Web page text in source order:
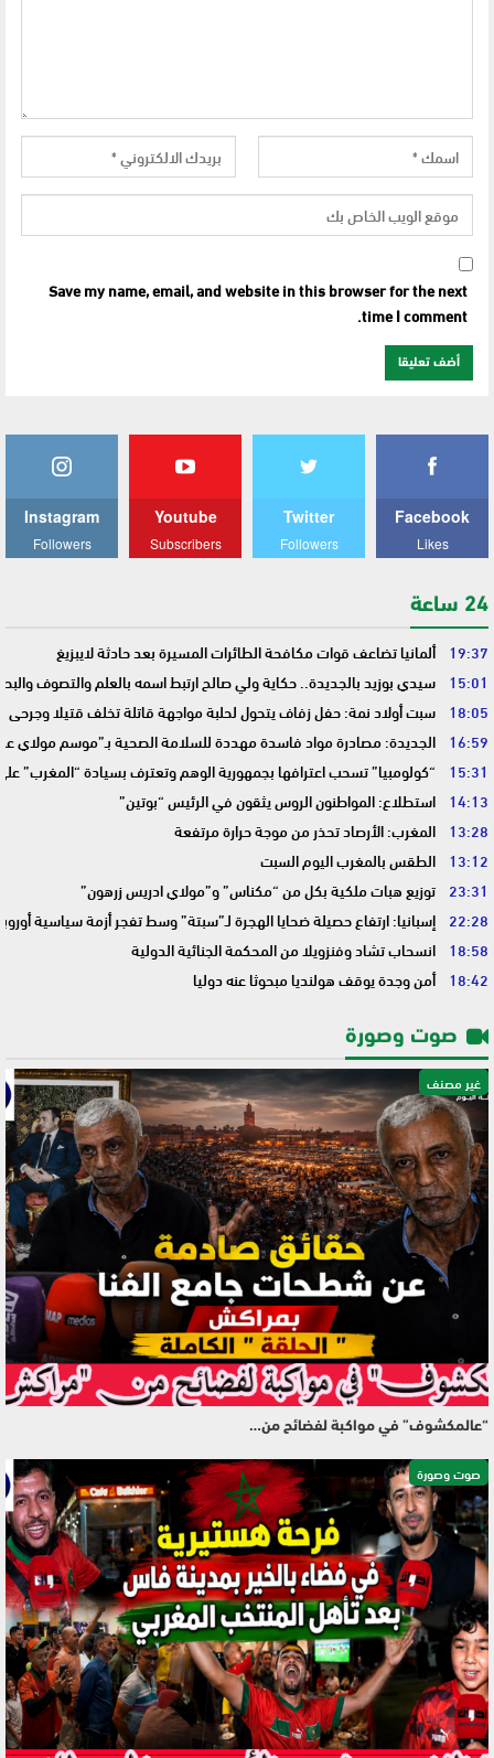
Save my name, email, and website in this browser for the next
time I comment.
Facebook
Likes
Twitter
Followers
Youtube
Subscribers
Instagram
Followers
24 ساعة
19:37 ألمانيا تضاعف قوات مكافحة الطائرات المسيرة بعد حادثة لايبزيغ
15:01 سيدي بوزيد بالجديدة.. حكاية ولي صالح ارتبط اسمه بالعلم والتصوف والبحر
18:05 سبت أولاد نمة: حفل زفاف يتحول لحلبة مواجهة قاتلة تخلف قتيلا وجرحى
16:59 الجديدة: مصادرة مواد فاسدة مهددة للسلامة الصحية بـ”موسم مولاي
15:31 “كولومبيا” تسحب اعترافها بجمهورية الوهم وتعترف بسيادة “المغرب”
14:13 استطلاع: المواطنون الروس يثقون في الرئيس “بوتين”
13:28 المغرب: الأرصاد تحذر من موجة حرارة مرتفعة
13:12 الطقس بالمغرب اليوم السبت
23:31 توزيع هبات ملكية بكل من “مكناس” و”مولاي ادريس زرهون”
22:28 إسبانيا: ارتفاع حصيلة ضحايا الهجرة لـ”سبتة” وسط تفجر أزمة سياسية
18:58 انسحاب تشاد وفنزويلا من المحكمة الجنائية الدولية
18:42 أمن وجدة يوقف هولنديا مبحوثا عنه دوليا
صوت وصورة
غير مصنف
“عالمكشوف” في مواكبة لفضائح من…
صوت وصورة